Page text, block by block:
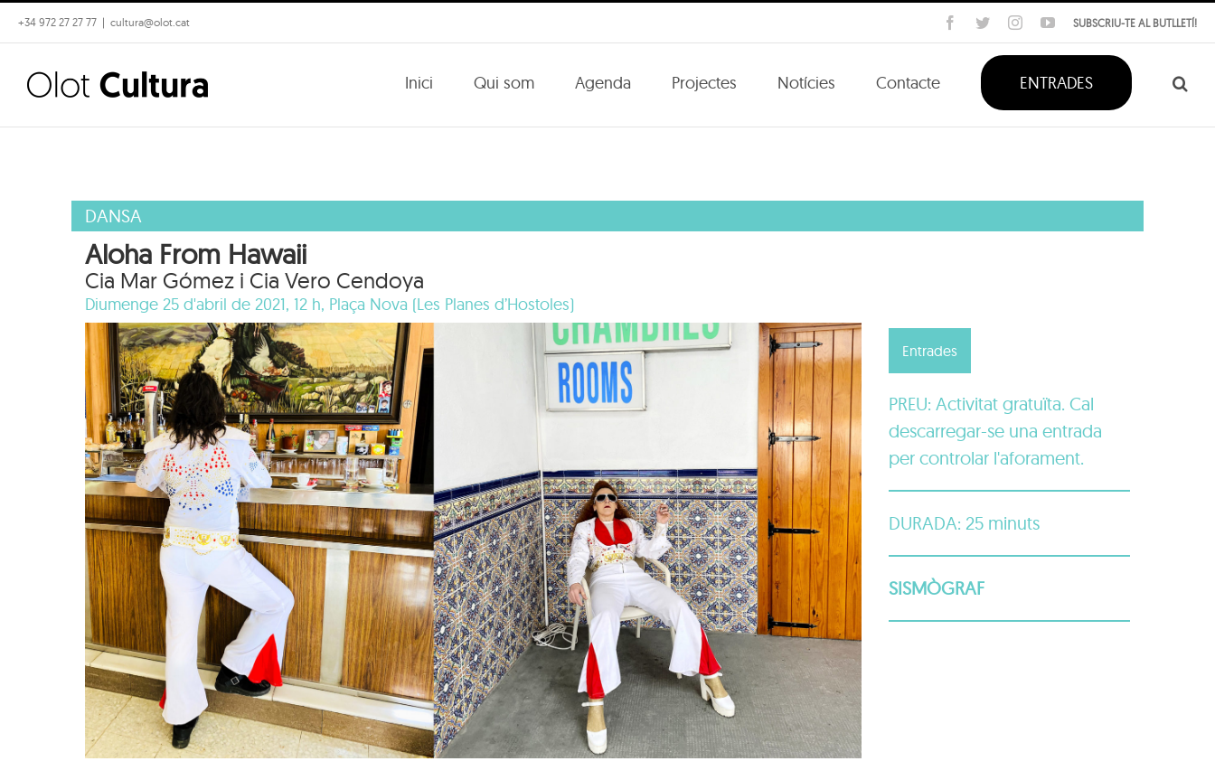
Skip
to
content
+34 972 27 27 77 | cultura@olot.cat SUBSCRIU-TE AL BUTLLETÍ!
Facebook
TwitterInstagramYouTube
Inici Qui som Agenda Projectes Notícies Contacte ENTRADES
DANSA
Aloha From Hawaii
Cia Mar Gómez i Cia Vero Cendoya
Diumenge 25 d'abril de 2021, 12 h, Plaça Nova (Les Planes d’Hostoles)
Entrades
PREU: Activitat gratuïta. Cal
descarregar-se una entrada
per controlar l'aforament.
DURADA: 25 minuts
SISMÒGRAF